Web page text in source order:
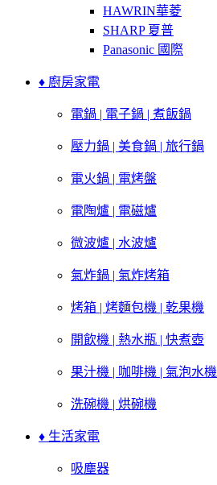
HAWRIN華菱
SHARP 夏普
Panasonic 國際
♦ 廚房家電
電鍋 | 電子鍋 | 煮飯鍋
壓力鍋 | 美食鍋 | 旅行鍋
電火鍋 | 電烤盤
電陶爐 | 電磁爐
微波爐 | 水波爐
氣炸鍋 | 氣炸烤箱
烤箱 | 烤麵包機 | 乾果機
開飲機 | 熱水瓶 | 快煮壺
果汁機 | 咖啡機 | 氣泡水機
洗碗機 | 烘碗機
♦ 生活家電
吸塵器